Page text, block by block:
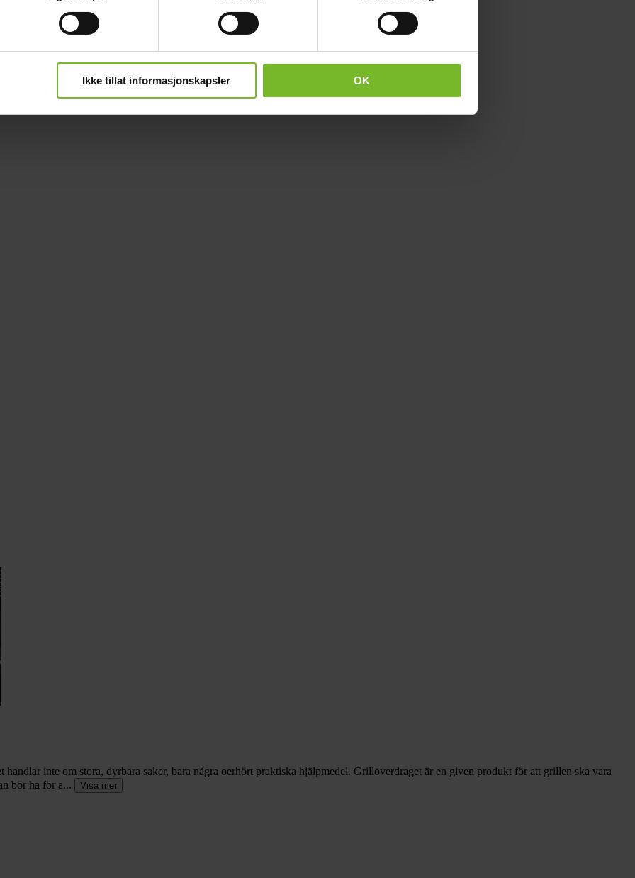
Ikke tillat informasjonskapsler OK
inte om stora, dyrbara saker, bara några oerhört praktiska hjälpmedel. Grillöverdraget är en given produkt för att grillen ska vara
bör ha för a...
Visa mer